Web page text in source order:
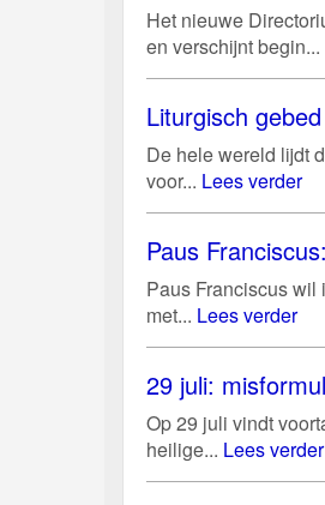
Het nieuwe
en verschijnt begin...
Liturgisch
De hele wereld lijdt
voor... Lees verder
Paus
Paus Franciscus
met... Lees verder
29 juli:
Op 29 juli vindt
heilige... Lees verder